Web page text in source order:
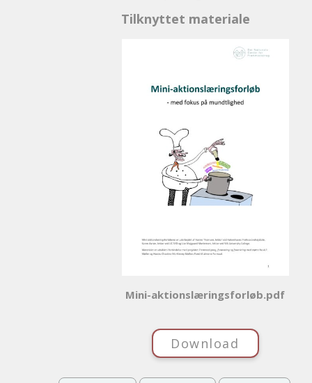
Tilknyttet materiale
Mini-aktionslæringsforløb.pdf
Download